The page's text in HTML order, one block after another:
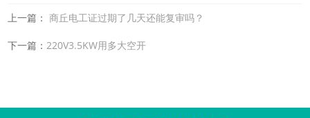
上一篇： 商丘电工证过期了几天还能复审吗？
下一篇：220V3.5KW用多大空开